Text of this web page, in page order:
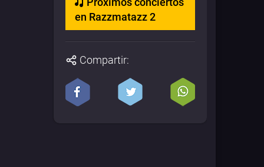
en Razzmatazz 2
Compartir: